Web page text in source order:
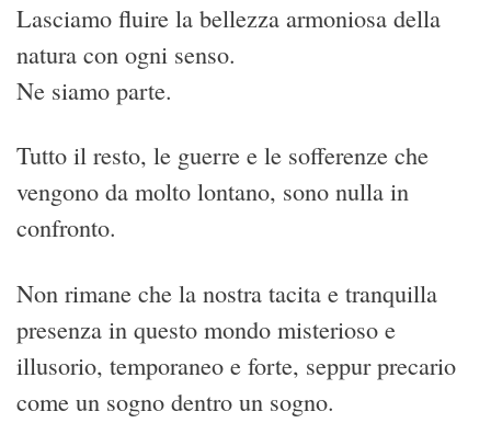
Lasciamo fluire la bellezza armoniosa della
natura con ogni senso.
Ne siamo parte.
Tutto il resto, le guerre e le sofferenze che
vengono da molto lontano, sono nulla in
confronto.
Non rimane che la nostra tacita e tranquilla
presenza in questo mondo misterioso e
illusorio, temporaneo e forte, seppur precario
come un sogno dentro un sogno.